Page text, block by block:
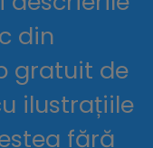
din
gratuit de
ilustrațiile
fără